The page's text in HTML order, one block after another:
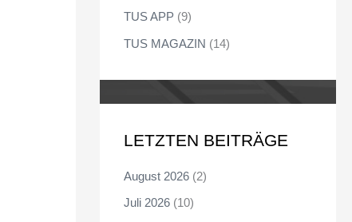
TUS APP (9)
TUS MAGAZIN (14)
LETZTEN BEITRÄGE
August 2026 (2)
Juli 2026 (10)